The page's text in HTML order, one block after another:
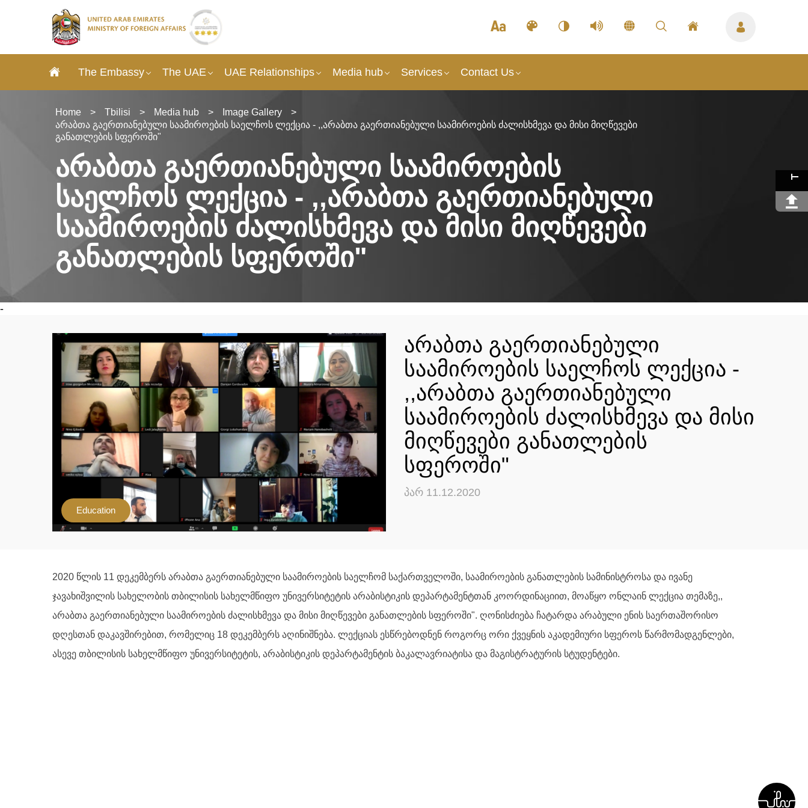
The Embassy The UAE UAE Relationships Media hub Services Contact Us
Home > Tbilisi > Media hub > Image Gallery
>
არაბთა გაერთიანებული საამიროების საელჩოს ლექცია - ,,არაბთა გაერთიანებული საამიროების ძალისხმევა და მისი მიღწევები
განათლების სფეროში"
არაბთა გაერთიანებული საამიროების
საელჩოს ლექცია - ,,არაბთა გაერთიანებული
საამიროების ძალისხმევა და მისი მიღწევები
განათლების სფეროში"
-
Education
არაბთა გაერთიანებული
საამიროების საელჩოს ლექცია -
,,არაბთა გაერთიანებული
საამიროების ძალისხმევა და მისი
მიღწევები განათლების
სფეროში"
პარ 11.12.2020
2020 წლის 11 დეკემბერს არაბთა გაერთიანებული საამიროების საელჩომ საქართველოში, საამიროების განათლების სამინისტროსა და ივანე
ჯავახიშვილის სახელობის თბილისის სახელმწიფო უნივერსიტეტის არაბისტიკის დეპარტამენტთან კოორდინაციით, მოაწყო ონლაინ ლექცია თემაზე,,
არაბთა გაერთიანებული საამიროების ძალისხმევა და მისი მიღწევები განათლების სფეროში". ღონისძიება ჩატარდა არაბული ენის საერთაშორისო
დღესთან დაკავშირებით, რომელიც 18 დეკემბერს აღინიშნება. ლექციას ესწრებოდნენ როგორც ორი ქვეყნის აკადემიური სფეროს წარმომადგენლები,
ასევე თბილისის სახელმწიფო უნივერსიტეტის, არაბისტიკის დეპარტამენტის ბაკალავრიატისა და მაგისტრატურის სტუდენტები.